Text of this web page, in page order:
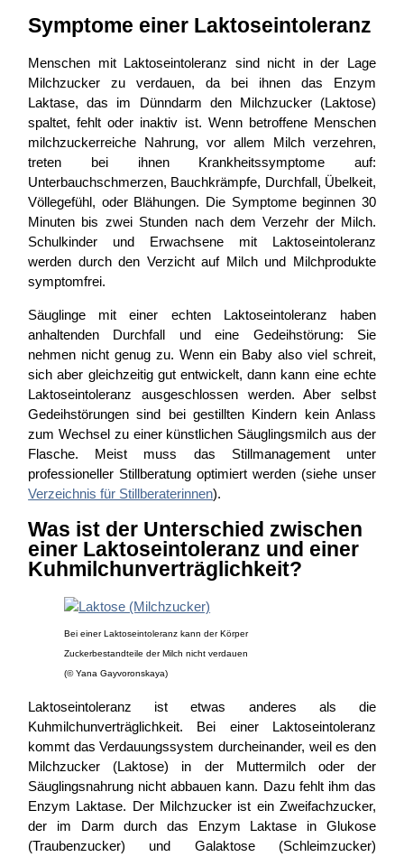
Symptome einer Laktoseintoleranz
Menschen mit Laktoseintoleranz sind nicht in der Lage
Milchzucker zu verdauen, da bei ihnen das Enzym
Laktase, das im Dünndarm den Milchzucker (Laktose)
spaltet, fehlt oder inaktiv ist. Wenn betroffene Menschen
milchzuckerreiche Nahrung, vor allem Milch verzehren,
treten bei ihnen Krankheitssymptome auf:
Unterbauchschmerzen, Bauchkrämpfe, Durchfall, Übelkeit,
Völlegefühl, oder Blähungen. Die Symptome beginnen 30
Minuten bis zwei Stunden nach dem Verzehr der Milch.
Schulkinder und Erwachsene mit Laktoseintoleranz
werden durch den Verzicht auf Milch und Milchprodukte
symptomfrei.
Säuglinge mit einer echten Laktoseintoleranz haben
anhaltenden Durchfall und eine Gedeihstörung: Sie
nehmen nicht genug zu. Wenn ein Baby also viel schreit,
sich aber gleichzeitig gut entwickelt, dann kann eine echte
Laktoseintoleranz ausgeschlossen werden. Aber selbst
Gedeihstörungen sind bei gestillten Kindern kein Anlass
zum Wechsel zu einer künstlichen Säuglingsmilch aus der
Flasche. Meist muss das Stillmanagement unter
professioneller Stillberatung optimiert werden (siehe unser
Verzeichnis für Stillberaterinnen).
Was ist der Unterschied zwischen
einer Laktoseintoleranz und einer
Kuhmilchunverträglichkeit?
Bei einer Laktoseintoleranz kann der Körper
Zuckerbestandteile der Milch nicht verdauen
(© Yana Gayvoronskaya)
Laktoseintoleranz ist etwas anderes als die
Kuhmilchunverträglichkeit. Bei einer Laktoseintoleranz
kommt das Verdauungssystem durcheinander, weil es den
Milchzucker (Laktose) in der Muttermilch oder der
Säuglingsnahrung nicht abbauen kann. Dazu fehlt ihm das
Enzym Laktase. Der Milchzucker ist ein Zweifachzucker,
der im Darm durch das Enzym Laktase in Glukose
(Traubenzucker) und Galaktose (Schleimzucker)